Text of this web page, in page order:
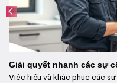
Giải quyết nhanh các sự
Việc hiểu và khắc phục các